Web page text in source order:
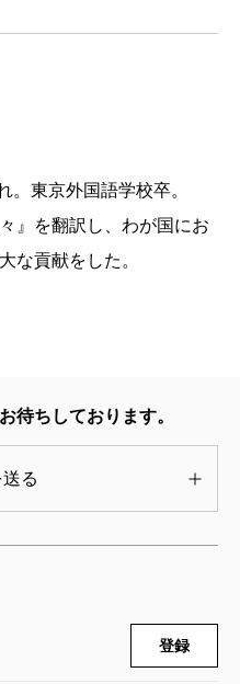
。東京外国語学校卒。
』を翻訳し、わが国にお
な貢献をした。
待ちしております。
る
登録